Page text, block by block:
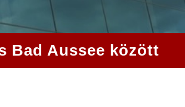
Bad Aussee között